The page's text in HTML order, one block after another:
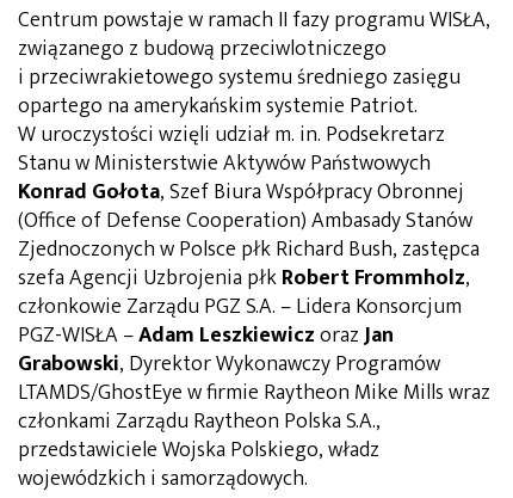
Centrum powstaje w ramach II fazy programu WISŁA,
związanego z budową przeciwlotniczego
i przeciwrakietowego systemu średniego zasięgu
opartego na amerykańskim systemie Patriot.
W uroczystości wzięli udział m. in. Podsekretarz
Stanu w Ministerstwie Aktywów Państwowych
Konrad Gołota, Szef Biura Współpracy Obronnej
(Office of Defense Cooperation) Ambasady Stanów
Zjednoczonych w Polsce płk Richard Bush, zastępca
szefa Agencji Uzbrojenia płkRobert Frommholz,
członkowie Zarządu PGZ S.A. – Lidera Konsorcjum
PGZ-WISŁA –Adam LeszkiewiczorazJan
Grabowski, Dyrektor Wykonawczy Programów
LTAMDS/GhostEye w firmie Raytheon Mike Mills wraz
członkami Zarządu Raytheon Polska S.A.,
przedstawiciele Wojska Polskiego, władz
wojewódzkich i samorządowych.